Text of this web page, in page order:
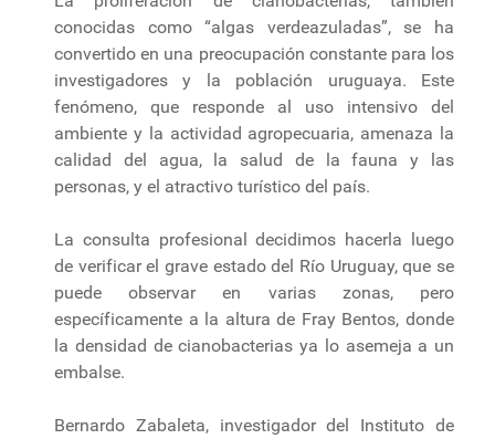
conocidas como “algas verdeazuladas”, se ha
convertido en una preocupación constante para los
investigadores y la población uruguaya. Este
fenómeno, que responde al uso intensivo del
ambiente y la actividad agropecuaria, amenaza la
calidad del agua, la salud de la fauna y las
personas, y el atractivo turístico del país.
La consulta profesional decidimos hacerla luego
de verificar el grave estado del Río Uruguay, que se
puede observar en varias zonas, pero
específicamente a la altura de Fray Bentos, donde
la densidad de cianobacterias ya lo asemeja a un
embalse.
Bernardo Zabaleta, investigador del Instituto de